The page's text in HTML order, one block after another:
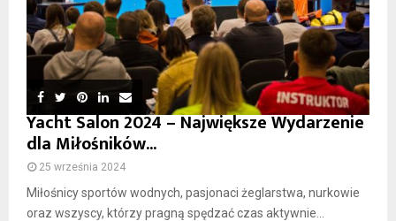
Yacht Salon 2024 – Największe Wydarzenie
dla Miłośników...
25 września 2024
Miłośnicy sportów wodnych, pasjonaci żeglarstwa, nurkowie
oraz wszyscy, którzy pragną spędzać czas aktywnie...